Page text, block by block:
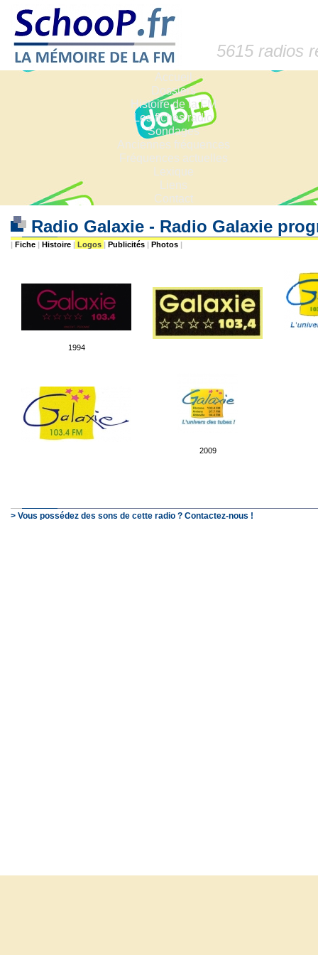
5615 radios
Accueil
Dossiers
Histoire de la FM
Les fiches radio
Sondages
Anciennes fréquences
Fréquences actuelles
Lexique
Liens
Contact
Radio Galaxie - Radio Galaxie
| Fiche | Histoire | Logos | Publicités | Photos |
1994
2009
> Vous possédez des sons de cette radio ? Contactez-nous !